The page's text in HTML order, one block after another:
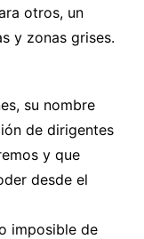
otros, un
y zonas grises.
su nombre
de dirigentes
y que
desde el
imposible de